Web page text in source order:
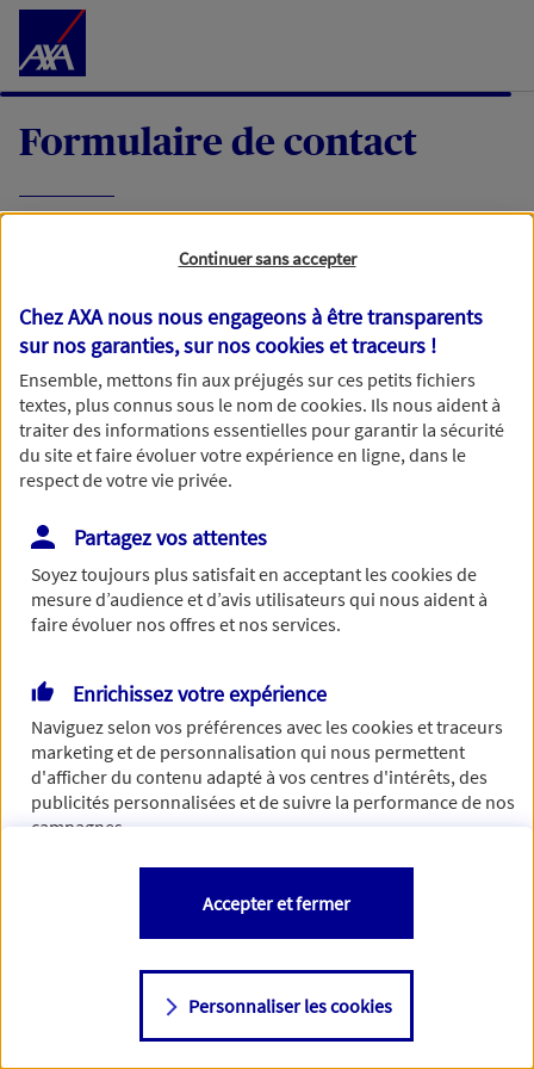
Accéder au Contenu
Formulaire de contact
demande, nous vous répondrons dans les
meilleurs délais par mail ou par téléphone.
Votre message :
Vous disposez de droits sur les informations vous concernant. Pour
plus d’informations,cliquez ici.
Continuer sans accepter
Chez AXA nous nous engageons à être transparents
sur nos garanties, sur noscookies et traceurs !
Ensemble, mettons fin aux préjugés sur ces petits fichiers
textes, plus connus sous le nom decookies. Ils nous aident à
traiter des informations essentielles pour garantir la sécurité
du site et faire évoluer votre expérience en ligne, dans le
respect de votre vie privée.
Partagez vos attentes
Soyez toujours plus satisfait en acceptant lescookiesde
mesure d’audience et d’avis utilisateurs qui nous aident à
faire évoluer nos offres et nos services.
Enrichissez votre expérience
Naviguez selon vos préférences avec lescookies et traceurs
marketing et de personnalisation qui nous permettent
d'afficher du contenu adapté à vos centres d'intérêts, des
publicités personnalisées et de suivre la performance de nos
campagnes.
Vous êtes libre de les accepter, de les refuser comme de
changer d'avis à tout moment en allant sur
Consulter notre politique decookies
Personnaliser les cookies
Accepter et fermer